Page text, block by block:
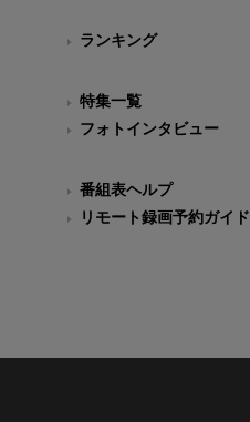
ランキング
特集一覧
フォトインタビュー
番組表ヘルプ
リモート録画予約ガイド